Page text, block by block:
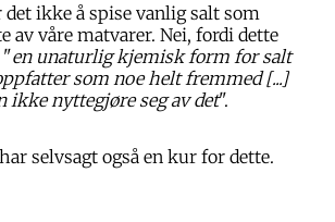
ikke å spise vanlig salt som
av våre matvarer. Nei, fordi dette
"en unaturlig kjemisk form for salt
som noe helt fremmed [...]
ikke nyttegjøre seg av det".
selvsagt også en kur for dette.